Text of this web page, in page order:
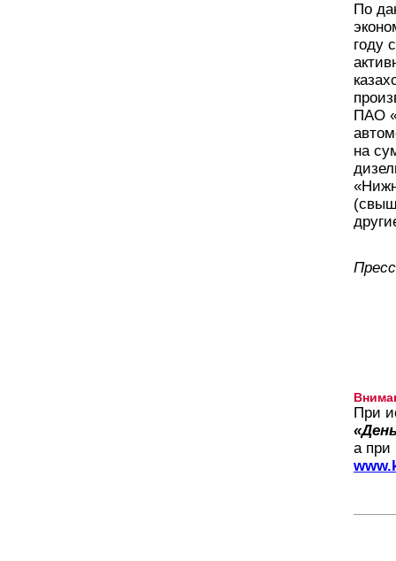
По
году
ПАО
на
При
а при